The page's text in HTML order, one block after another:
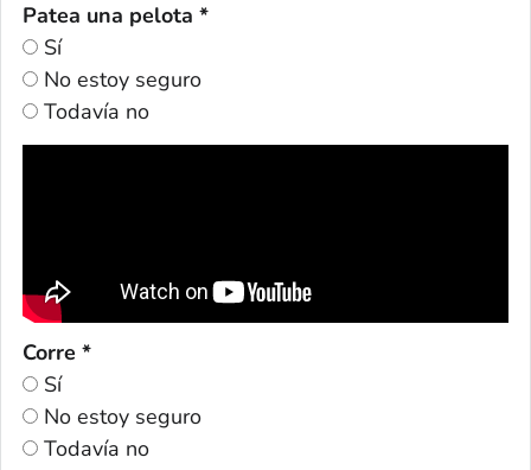
Patea una pelota *
Sí
No estoy seguro
Todavía no
Corre *
Sí
No estoy seguro
Todavía no